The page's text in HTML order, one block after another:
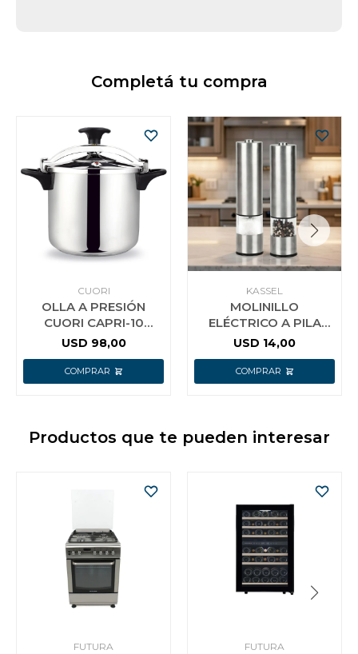
Completá tu compra
CUORI
OLLA A PRESIÓN
CUORI CAPRI-10
ACERO INOX.
USD 98,00
KASSEL
MOLINILLO
ELÉCTRICO A PILA
PARA SAL O PIMIENTA
USD 14,00
Productos que te pueden interesar
FUTURA FUTURA